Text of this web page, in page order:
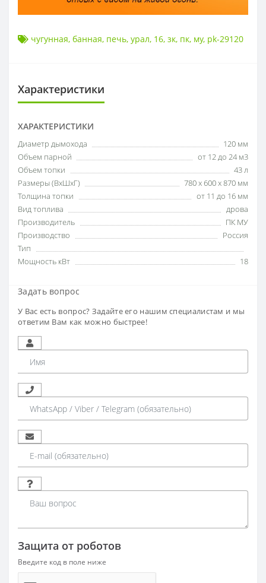
чугунная, банная, печь, урал, 16, зк, пк, му, pk-29120
Характеристики
ХАРАКТЕРИСТИКИ
Диаметр дымохода
120 мм
Объем парной
от 12 до 24 м3
Объем топки
43 л
Размеры (ВxШxГ)
780 х 600 х 870 мм
Толщина топки
от 11 до 16 мм
Вид топлива
дрова
Производитель
ПК МУ
Производство
Россия
Тип
Мощность кВт
18
Задать вопрос
У Вас есть вопрос? Задайте его нашим специалистам и мы
ответим Вам как можно быстрее!
Защита от роботов
Введите код в поле ниже